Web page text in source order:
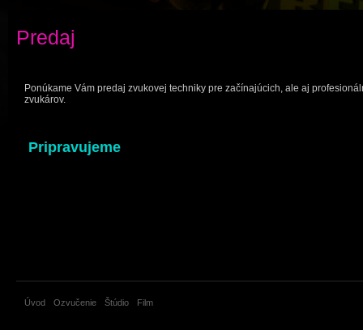
Predaj
Ponúkame Vám predaj zvukovej techniky pre začínajúcich, ale aj
zvukárov.
Pripravujeme
Úvod Ozvučenie Štúdio Film